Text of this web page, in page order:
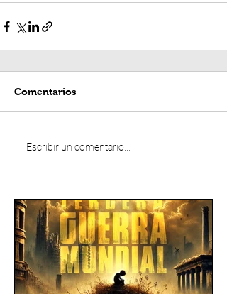
Comentarios
Escribir un comentario...